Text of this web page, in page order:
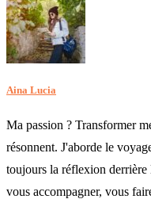
Aina Lucia
Ma passion ? Transformer
résonnent. J'aborde le
toujours la réflexion derrière
vous accompagner, vous